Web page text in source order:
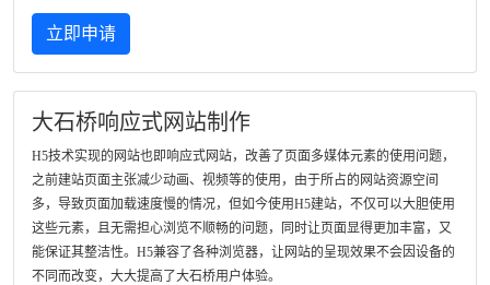
立即申请
大石桥响应式网站制作
H5技术实现的网站也即响应式网站，改善了页面多媒体元素的使用问题，
之前建站页面主张减少动画、视频等的使用，由于所占的网站资源空间
多，导致页面加载速度慢的情况，但如今使用H5建站，不仅可以大胆使用
这些元素，且无需担心浏览不顺畅的问题，同时让页面显得更加丰富，又
能保证其整洁性。H5兼容了各种浏览器，让网站的呈现效果不会因设备的
不同而改变，大大提高了大石桥用户体验。